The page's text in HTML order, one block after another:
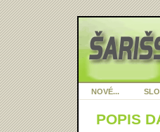
NOVÉ...
POPIS